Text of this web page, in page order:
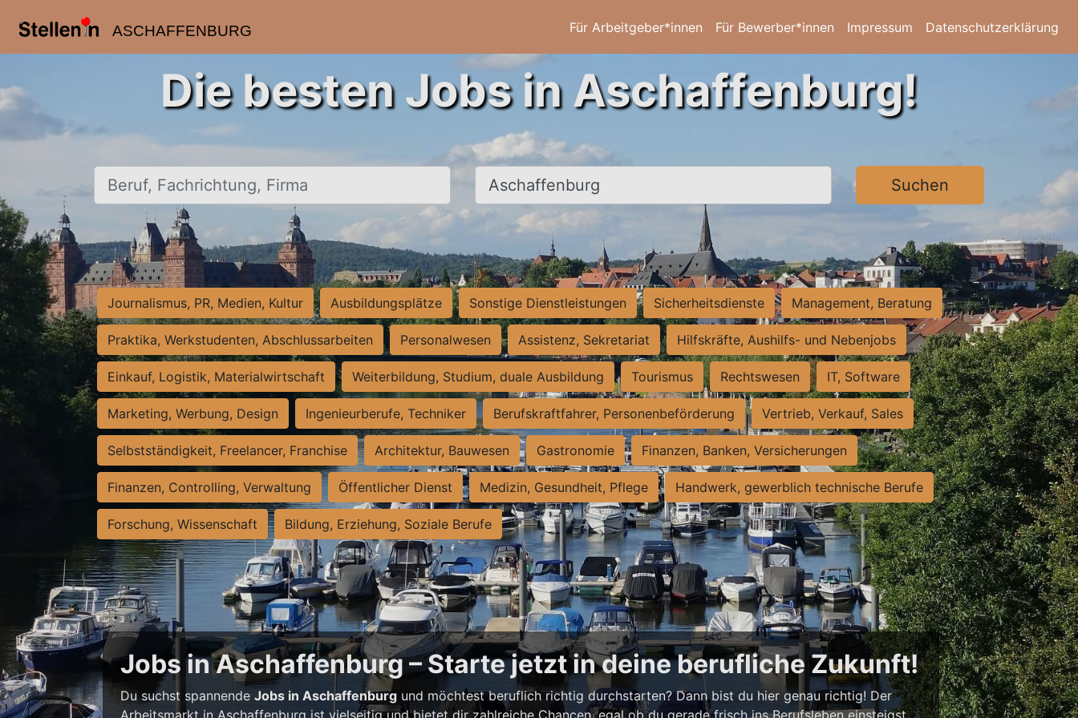
ASCHAFFENBURG Für Arbeitgeber*innen Für Bewerber*innen Impressum Datenschutzerklärung
Die besten Jobs in Aschaffenburg!
Beruf, Fachrichtung, Firma Ort, Stadt Suchen
Journalismus, PR, Medien, Kultur Ausbildungsplätze Sonstige Dienstleistungen Sicherheitsdienste Management, Beratung
Praktika, Werkstudenten, Abschlussarbeiten Personalwesen Assistenz, Sekretariat Hilfskräfte, Aushilfs- und Nebenjobs
Einkauf, Logistik, Materialwirtschaft Weiterbildung, Studium, duale Ausbildung Tourismus Rechtswesen IT, Software
Marketing, Werbung, Design Ingenieurberufe, Techniker Berufskraftfahrer, Personenbeförderung Vertrieb, Verkauf, Sales
Selbstständigkeit, Freelancer, Franchise Architektur, Bauwesen Gastronomie Finanzen, Banken, Versicherungen
Finanzen, Controlling, Verwaltung Öffentlicher Dienst Medizin, Gesundheit, Pflege Handwerk, gewerblich technische Berufe
Forschung, Wissenschaft Bildung, Erziehung, Soziale Berufe
Jobs in Aschaffenburg – Starte jetzt in deine berufliche Zukunft!
Du suchst spannendeJobs in Aschaffenburg und möchtest beruflich richtig durchstarten? Dann bist du hier genau richtig! Der